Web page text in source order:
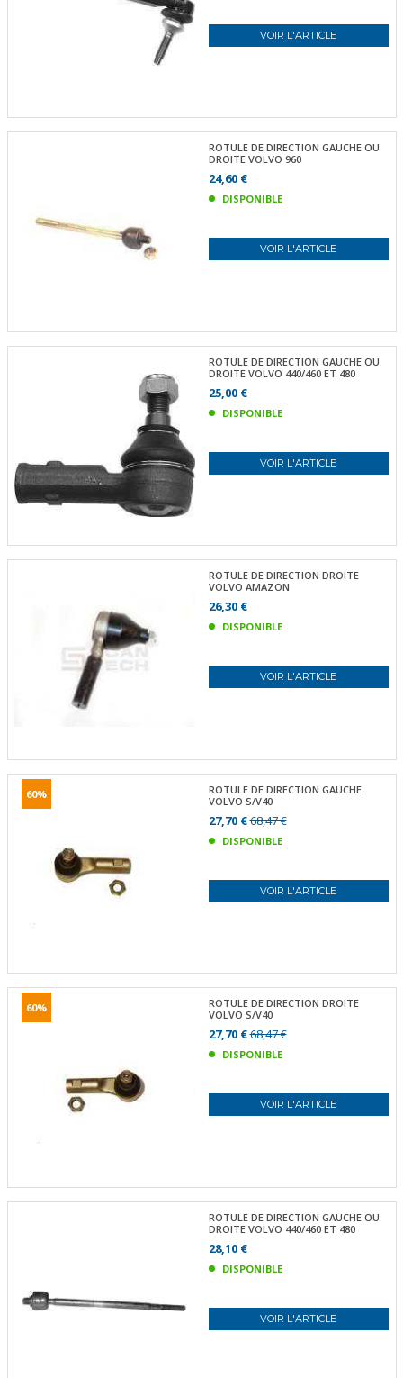
VOIR L'ARTICLE
ROTULE DE DIRECTION GAUCHE OU
DROITE VOLVO 960
24,60 €
DISPONIBLE
VOIR L'ARTICLE
ROTULE DE DIRECTION GAUCHE OU
DROITE VOLVO 440/460 ET 480
25,00 €
DISPONIBLE
VOIR L'ARTICLE
ROTULE DE DIRECTION DROITE
VOLVO AMAZON
26,30 €
DISPONIBLE
VOIR L'ARTICLE
60%
ROTULE DE DIRECTION GAUCHE
VOLVO S/V40
27,70 €68,47 €
DISPONIBLE
VOIR L'ARTICLE
60%
ROTULE DE DIRECTION DROITE
VOLVO S/V40
27,70 €68,47 €
DISPONIBLE
VOIR L'ARTICLE
ROTULE DE DIRECTION GAUCHE OU
DROITE VOLVO 440/460 ET 480
28,10 €
DISPONIBLE
VOIR L'ARTICLE